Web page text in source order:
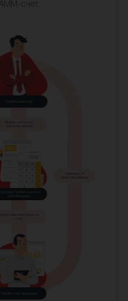
счет.
ПАММ-инвестор
Система ПАММ-счета от
ИнстаФорекс
ПАММ-счет трейдера
Прибыль от
инвестирования
Выбор счета для
инвестирования
Средства инвестора на
счет